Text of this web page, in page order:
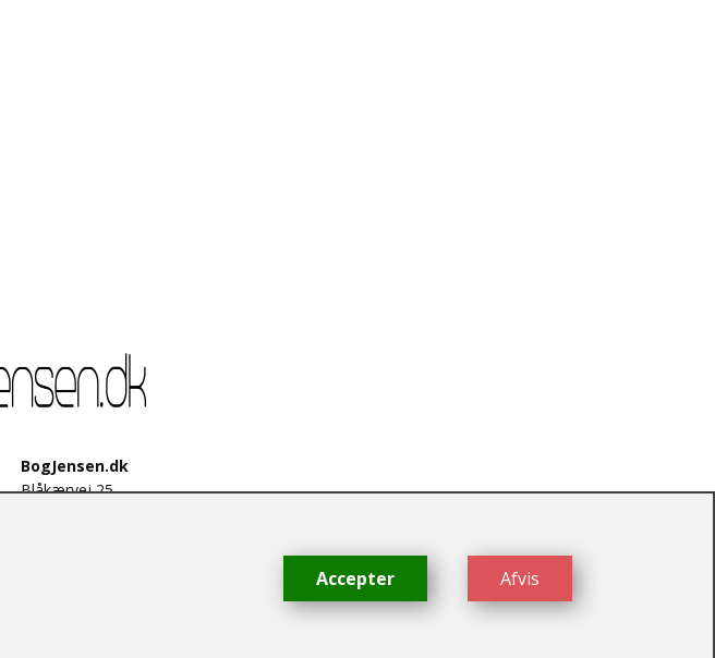
BogJensen.dk
Blåkærvej 25
Afvis
Accepter